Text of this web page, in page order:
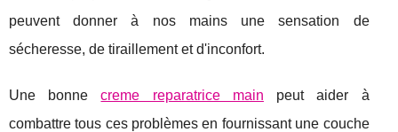
peuvent donner à nos mains une sensation de
sécheresse, de tiraillement et d'inconfort.
Une bonnecreme reparatrice main peut aider à
combattre tous ces problèmes en fournissant une couche